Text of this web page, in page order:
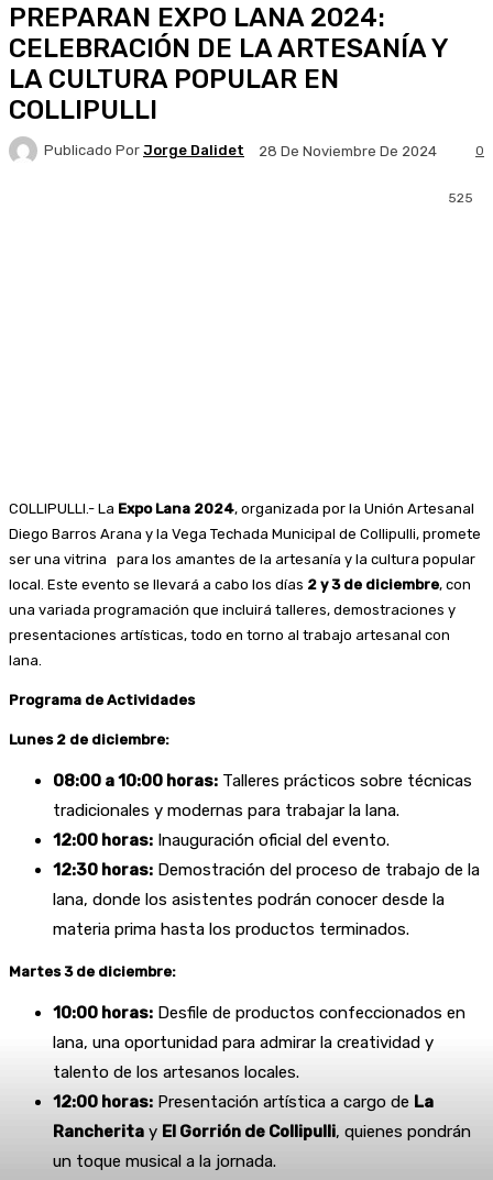
PREPARAN EXPO LANA 2024:
CELEBRACIÓN DE LA ARTESANÍA Y
LA CULTURA POPULAR EN
COLLIPULLI
Publicado Por Jorge Dalidet 28 De Noviembre De 2024 0
525
COLLIPULLI.- La Expo Lana 2024, organizada por la Unión Artesanal
Diego Barros Arana y la Vega Techada Municipal de Collipulli, promete
ser una vitrina para los amantes de la artesanía y la cultura popular
local. Este evento se llevará a cabo los días 2 y 3 de diciembre, con
una variada programación que incluirá talleres, demostraciones y
presentaciones artísticas, todo en torno al trabajo artesanal con
lana.
Programa de Actividades
Lunes 2 de diciembre:
08:00 a 10:00 horas: Talleres prácticos sobre técnicas
tradicionales y modernas para trabajar la lana.
12:00 horas: Inauguración oficial del evento.
12:30 horas: Demostración del proceso de trabajo de la
lana, donde los asistentes podrán conocer desde la
materia prima hasta los productos terminados.
Martes 3 de diciembre:
10:00 horas: Desfile de productos confeccionados en
lana, una oportunidad para admirar la creatividad y
talento de los artesanos locales.
12:00 horas: Presentación artística a cargo de La
Rancherita y El Gorrión de Collipulli, quienes pondrán
un toque musical a la jornada.